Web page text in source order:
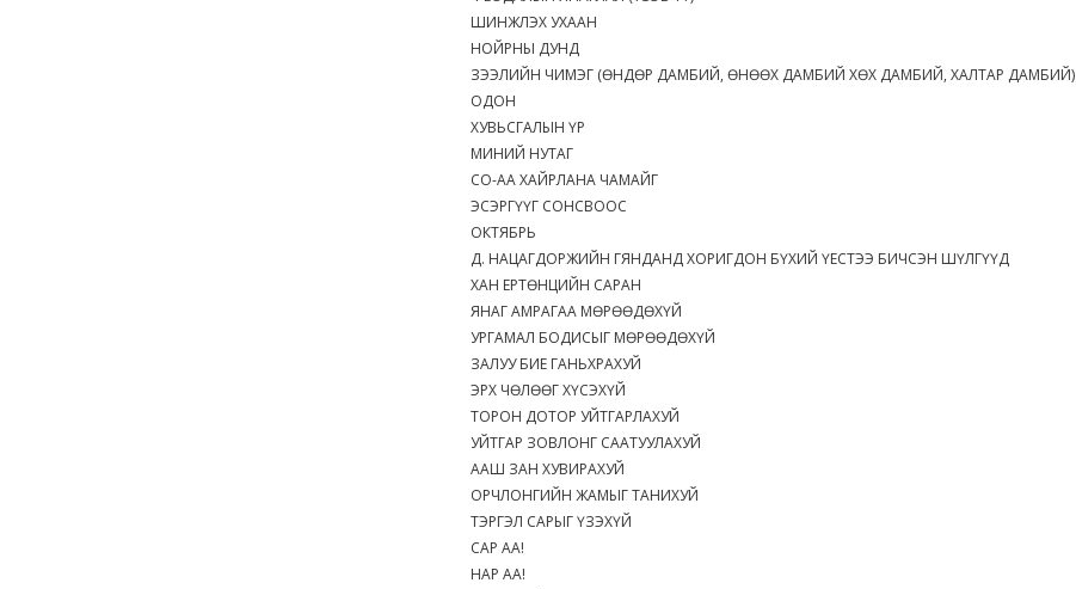
ШИНЖЛЭХ УХААН
НОЙРНЫ ДУНД
ЗЭЭЛИЙН ЧИМЭГ (ӨНДӨР ДАМБИЙ, ӨНӨӨХ ДАМБИЙ ХӨХ ДАМБИЙ, ХАЛТАР ДАМБИЙ)
ОДОН
ХУВЬСГАЛЫН ҮР
МИНИЙ НУТАГ
СО-АА ХАЙРЛАНА ЧАМАЙГ
ЭСЭРГҮҮГ СОНСВООС
ОКТЯБРЬ
Д. НАЦАГДОРЖИЙН ГЯНДАНД ХОРИГДОН БҮХИЙ ҮЕСТЭЭ БИЧСЭН ШҮЛГҮҮД
ХАН ЕРТӨНЦИЙН САРАН
ЯНАГ АМРАГАА МӨРӨӨДӨХҮЙ
УРГАМАЛ БОДИСЫГ МӨРӨӨДӨХҮЙ
ЗАЛУУ БИЕ ГАНЬХРАХУЙ
ЭРХ ЧӨЛӨӨГ ХҮСЭХҮЙ
ТОРОН ДОТОР УЙТГАРЛАХУЙ
УЙТГАР ЗОВЛОНГ СААТУУЛАХУЙ
ААШ ЗАН ХУВИРАХУЙ
ОРЧЛОНГИЙН ЖАМЫГ ТАНИХУЙ
ТЭРГЭЛ САРЫГ ҮЗЭХҮЙ
САР АА!
НАР АА!